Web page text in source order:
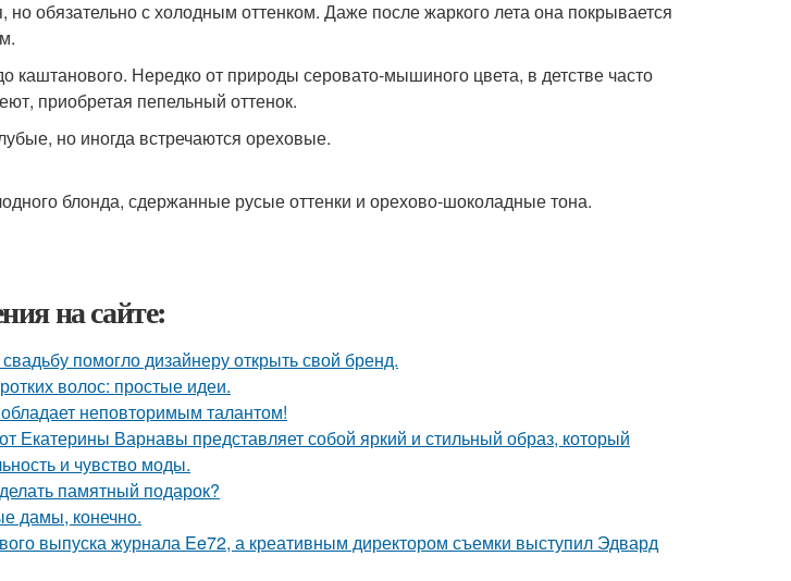
обязательно с холодным оттенком. Даже после жаркого лета она покрывается
каштанового. Нередко от природы серовато-мышиного цвета, в детстве часто
приобретая пепельный оттенок.
но иногда встречаются ореховые.
блонда, сдержанные русые оттенки и орехово-шоколадные тона.
на сайте:
помогло дизайнеру открыть свой бренд.
волос: простые идеи.
неповторимым талантом!
Екатерины Варнавы представляет собой яркий и стильный образ, который
и чувство моды.
памятный подарок?
дамы, конечно.
выпуска журнала Ee72, а креативным директором съемки выступил Эдвард